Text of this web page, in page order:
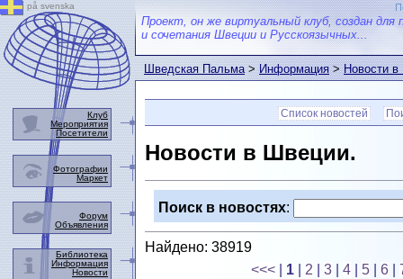
Проект, он же виртуальный клуб, создан для
и сочетания Швеции и Русскоязычных...
Шведская Пальма>Информация>Новости
Список новостей
Новости в Швеции.
Поиск в новостях:
Найдено: 38919
<<<
1 2 3 4 5 6
på svenska
Клуб
Мероприятия
Посетители
Фотографии
Маркет
Форум
Объявления
Библиотека
Информация
Новости